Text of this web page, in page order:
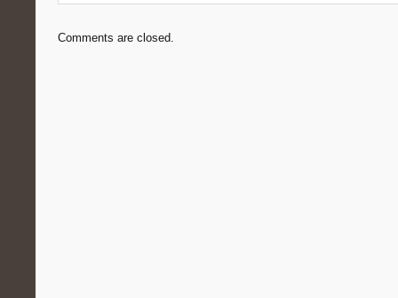
Comments are closed.